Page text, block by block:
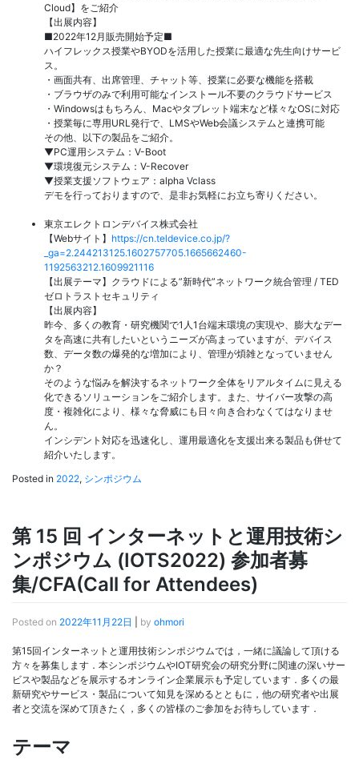
Cloud】をご紹介
【出展内容】
■2022年12月販売開始予定■
ハイフレックス授業やBYODを活用した授業に最適な先生向けサービ
ス。
・画面共有、出席管理、チャット等、授業に必要な機能を搭載
・ブラウザのみで利用可能なインストール不要のクラウドサービス
・Windowsはもちろん、Macやタブレット端末など様々なOSに対応
・授業毎に専用URL発行で、LMSやWeb会議システムと連携可能
その他、以下の製品をご紹介。
▼PC運用システム：V-Boot
▼環境復元システム：V-Recover
▼授業支援ソフトウェア：alpha Vclass
デモを行っておりますので、是非お気軽にお立ち寄りください。
東京エレクトロンデバイス株式会社
【Webサイト】 https://cn.teldevice.co.jp/?
_ga=2.244213125.1602757705.1665662460-
1192563212.1609921116
【出展テーマ】クラウドによる”新時代”ネットワーク統合管理 / TED
ゼロトラストセキュリティ
【出展内容】
昨今、多くの教育・研究機関で1人1台端末環境の実現や、膨大なデー
タを高速に共有したいというニーズが高まっていますが、デバイス
数、データ数の爆発的な増加により、管理が煩雑となっていません
か？
そのような悩みを解決するネットワーク全体をリアルタイムに見える
化できるソリューションをご紹介します。また、サイバー攻撃の高
度・複雑化により、様々な脅威にも日々向き合わなくてはなりませ
ん。
インシデント対応を迅速化し、運用最適化を支援出来る製品も併せて
紹介いたします。
Posted in 2022, シンポジウム
第 15 回 インターネットと運用技術シ
ンポジウム (IOTS2022) 参加者募
集/CFA(Call for Attendees)
Posted on 2022年11月22日 by ohmori
第15回インターネットと運用技術シンポジウムでは，一緒に議論して頂ける
方々を募集します．本シンポジウムやIOT研究会の研究分野に関連の深いサー
ビスや製品などを展示するオンライン企業展示も予定しています．多くの最
新研究やサービス・製品について知見を深めるとともに，他の研究者や出展
者と交流を深めて頂きたく，多くの皆様のご参加をお待ちしています．
テーマ